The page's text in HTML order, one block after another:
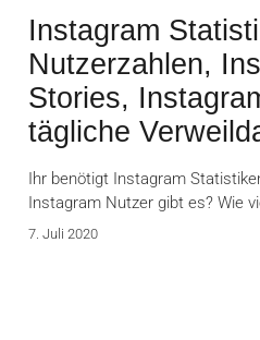
Instagram
Nutzerzahlen,
Stories,
tägliche
Ihr benötigt Instagram
Instagram Nutzer gibt es? Wie
7. Juli 2020